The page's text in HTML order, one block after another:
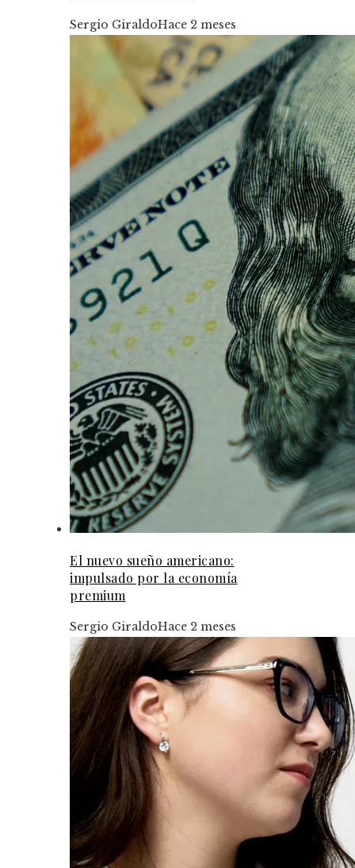
Sergio GiraldoHace 2 meses
El nuevo sueño americano:
impulsado por la economía
premium
Sergio GiraldoHace 2 meses